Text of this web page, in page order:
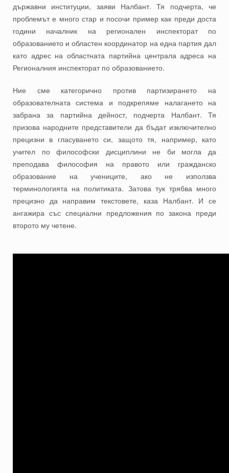
държавни институции, заяви Налбант. Тя подчерта, че
проблемът е много стар и посочи пример как преди доста
години началник на регионален инспекторат по
образованието и областен координатор на една партия дал
като адрес на областната партийна централа адреса на
Регионалния инспекторат по образованието.
Ние сме категорично против партизирането на
образователната система и подкрепяме налагането на
забрана за партийна дейност, подчерта Налбант. Тя
призова народните представители да бъдат изключително
прецизни в гласуването си, защото тя, например, като
учител по философски дисциплини не би могла да
преподава философия на правото или гражданско
образование на учениците, ако не използва
терминологията на политиката. Затова тук трябва много
прецизно да направим текстовете, каза Налбант. И се
ангажира със специални предложения по закона преди
второто му четене.